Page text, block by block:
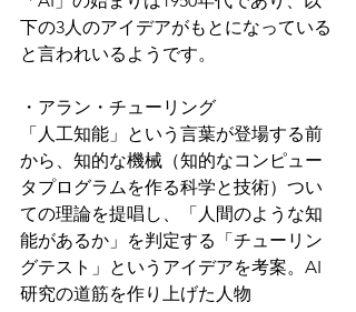
下の3人のアイデアがもとになっている
と言われいるようです。
・アラン・チューリング
「人工知能」という言葉が登場する前
から、知的な機械（知的なコンピュー
タプログラムを作る科学と技術）つい
ての理論を提唱し、「人間のような知
能があるか」を判定する「チューリン
グテスト」というアイデアを考案。AI
研究の道筋を作り上げた人物